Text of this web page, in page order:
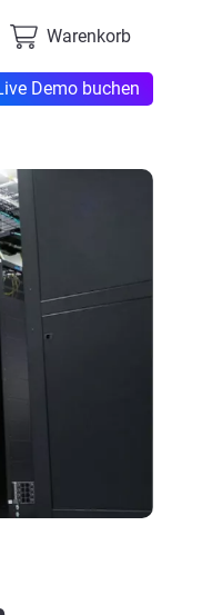
Warenkorb
Demo buchen